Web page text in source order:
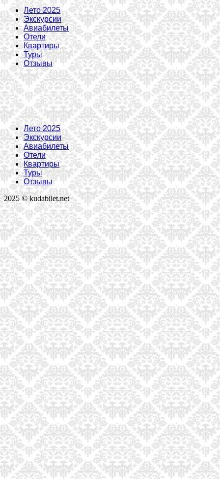
Лето 2025
Экскурсии
Авиабилеты
Отели
Квартиры
Туры
Отзывы
Лето 2025
Экскурсии
Авиабилеты
Отели
Квартиры
Туры
Отзывы
2025 © kudabilet.net